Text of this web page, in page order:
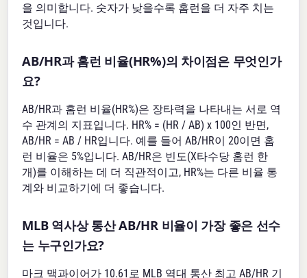
을 의미합니다. 숫자가 낮을수록 홈런을 더 자주 치는
것입니다.
AB/HR과 홈런 비율(HR%)의 차이점은 무엇인가
요?
AB/HR과 홈런 비율(HR%)은 장타력을 나타내는 서로 역
수 관계의 지표입니다. HR% = (HR / AB) x 100인 반면,
AB/HR = AB / HR입니다. 예를 들어 AB/HR이 20이면 홈
런 비율은 5%입니다. AB/HR은 빈도(X타수당 홈런 한
개)를 이해하는 데 더 직관적이고, HR%는 다른 비율 통
계와 비교하기에 더 좋습니다.
MLB 역사상 통산 AB/HR 비율이 가장 좋은 선수
는 누구인가요?
마크 맥과이어가 10.61로 MLB 역대 통산 최고 AB/HR 기